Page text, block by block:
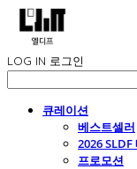
LOG IN 로그인
큐레이션
베스트셀러
2026
프로모션